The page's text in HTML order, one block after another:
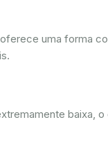
uma forma
baixa,